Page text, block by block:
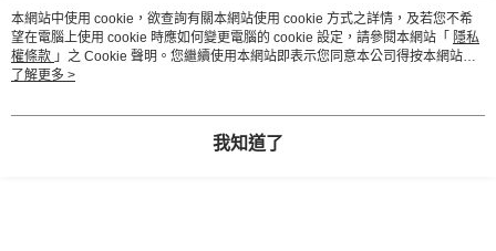
本網站中使用 cookie，欲查詢有關本網站使用 cookie 方式之詳情，及若您不希
望在電腦上使用 cookie 時應如何變更電腦的 cookie 設定，請參閱本網站「 隱私
權條款 」之 Cookie 聲明。您繼續使用本網站即表示您同意本公司得按本網站使
用條款之 Cookie 聲明使用 cookie。
了解更多 >
我知道了